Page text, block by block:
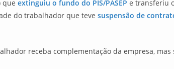
que extinguiu o fundo do PIS/PASEP e transferiu
do trabalhador que teve suspensão de
receba complementação da empresa,